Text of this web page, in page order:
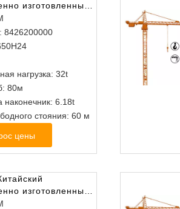
изготовленные
крана
8426200000
нагрузка: 32t
80м
наконечник: 6.18t
стояния: 60 м
цены
изготовленным
башня